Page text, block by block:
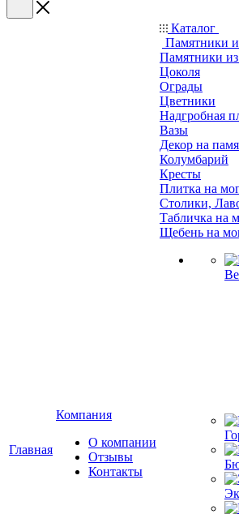
Главная
Компания
О компании
Отзывы
Контакты
Каталог
Памятники
Памятники
Цоколя
Ограды
Цветники
Надгробная
Вазы
Декор на
Колумбарий
Кресты
Плитка на
Столики,
Табличка на
Щебень на